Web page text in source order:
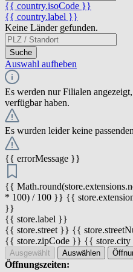
{{ country.isoCode }}
{{ country.label }}
Keine Länder gefunden.
Suche
Auswahl aufheben
Es werden nur Filialen
verfügbar haben.
Es wurden leider keine
{{ errorMessage }}
{{
* 100) / 100 }} {{
}}
{{ store.label }}
{{ store.street }} {{
{{ store.zipCode }} {{
Ausgewählt Auswählen
Öffnungszeiten: